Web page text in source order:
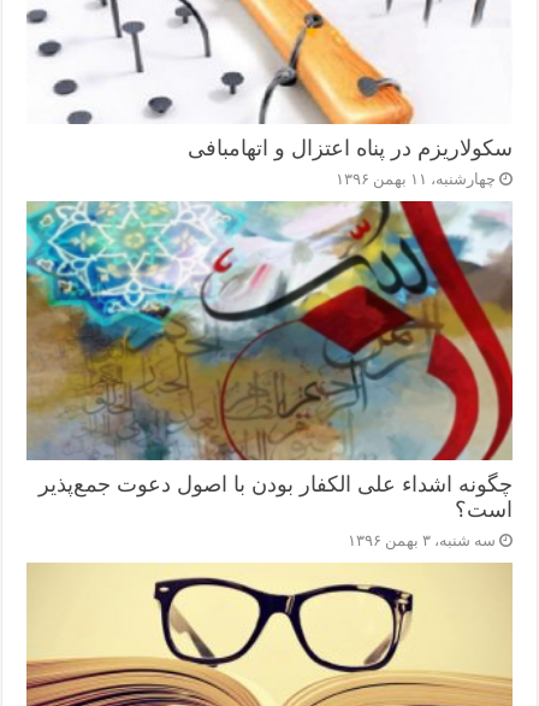
سکولاریزم در پناه اعتزال و اتهام‎بافی
چهارشنبه، ۱۱ بهمن ۱۳۹۶
چگونه اشداء علی الکفار بودن با اصول دعوت جمع‌پذیر
است؟
سه شنبه، ۳ بهمن ۱۳۹۶